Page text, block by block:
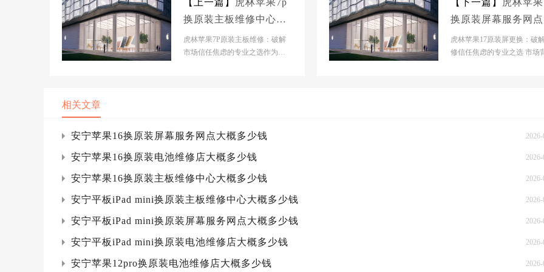
【上一篇】
虎林苹果7p
换原装主板维修中心大
概多少钱
虎林苹果7P原装主板维修：破解
市场信任焦虑的专业之选作为深
【下一篇】
虎林苹
换原装屏幕服务网
概多少钱
虎林苹果17原装屏更换：破
修信任焦虑的专业之选 市场
相关文章
安宁苹果16换原装屏幕服务网点大概多少钱 2026-
安宁苹果16换原装电池维修店大概多少钱 2026-
安宁苹果16换原装主板维修中心大概多少钱 2026-
安宁平板iPad mini换原装主板维修中心大概多少钱 2026-
安宁平板iPad mini换原装屏幕服务网点大概多少钱 2026-
安宁平板iPad mini换原装电池维修店大概多少钱 2026-
安宁苹果12pro换原装电池维修店大概多少钱 2026-